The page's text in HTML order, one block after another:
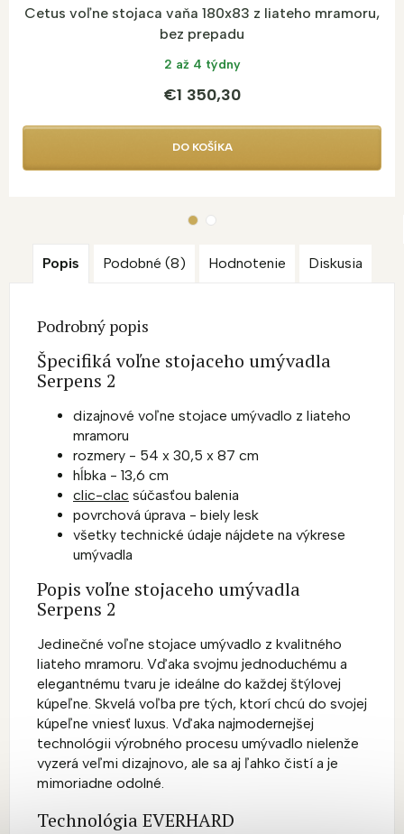
Cetus voľne stojaca vaňa 180x83 z liateho mramoru,
bez prepadu
2 až 4 týdny
€1 350,30
DO KOŠÍKA
Popis Podobné (8) Hodnotenie Diskusia
Podrobný popis
Špecifiká voľne stojaceho umývadla
Serpens 2
dizajnové voľne stojace umývadlo z liateho
mramoru
rozmery - 54 x 30,5 x 87 cm
hĺbka - 13,6 cm
clic-clac súčasťou balenia
povrchová úprava - biely lesk
všetky technické údaje nájdete na výkrese
umývadla
Popis voľne stojaceho umývadla
Serpens 2
Jedinečné voľne stojace umývadlo z kvalitného
liateho mramoru. Vďaka svojmu jednoduchému a
elegantnému tvaru je ideálne do každej štýlovej
kúpeľne. Skvelá voľba pre tých, ktorí chcú do svojej
kúpeľne vniesť luxus. Vďaka najmodernejšej
technológii výrobného procesu umývadlo nielenže
vyzerá veľmi dizajnovo, ale sa aj ľahko čistí a je
mimoriadne odolné.
Technológia EVERHARD